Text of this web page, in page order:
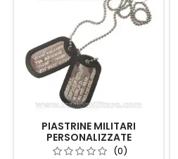
PIASTRINE MILITARI
PERSONALIZZATE
CATENELLE E GOMMINI
(0)